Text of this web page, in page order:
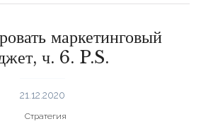
маркетинговый
ч. 6. P.S.
21.12.2020
Стратегия